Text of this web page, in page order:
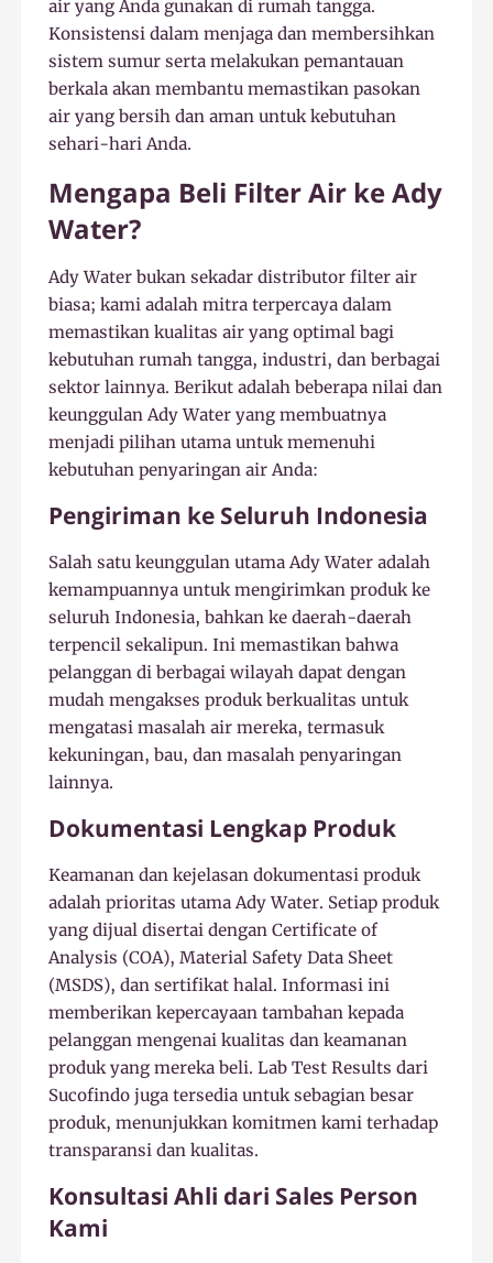
air yang Anda gunakan di rumah tangga.
Konsistensi dalam menjaga dan membersihkan
sistem sumur serta melakukan pemantauan
berkala akan membantu memastikan pasokan
air yang bersih dan aman untuk kebutuhan
sehari-hari Anda.
Mengapa Beli Filter Air ke Ady
Water?
Ady Water bukan sekadar distributor filter air
biasa; kami adalah mitra terpercaya dalam
memastikan kualitas air yang optimal bagi
kebutuhan rumah tangga, industri, dan berbagai
sektor lainnya. Berikut adalah beberapa nilai dan
keunggulan Ady Water yang membuatnya
menjadi pilihan utama untuk memenuhi
kebutuhan penyaringan air Anda:
Pengiriman ke Seluruh Indonesia
Salah satu keunggulan utama Ady Water adalah
kemampuannya untuk mengirimkan produk ke
seluruh Indonesia, bahkan ke daerah-daerah
terpencil sekalipun. Ini memastikan bahwa
pelanggan di berbagai wilayah dapat dengan
mudah mengakses produk berkualitas untuk
mengatasi masalah air mereka, termasuk
kekuningan, bau, dan masalah penyaringan
lainnya.
Dokumentasi Lengkap Produk
Keamanan dan kejelasan dokumentasi produk
adalah prioritas utama Ady Water. Setiap produk
yang dijual disertai dengan Certificate of
Analysis (COA), Material Safety Data Sheet
(MSDS), dan sertifikat halal. Informasi ini
memberikan kepercayaan tambahan kepada
pelanggan mengenai kualitas dan keamanan
produk yang mereka beli. Lab Test Results dari
Sucofindo juga tersedia untuk sebagian besar
produk, menunjukkan komitmen kami terhadap
transparansi dan kualitas.
Konsultasi Ahli dari Sales Person
Kami